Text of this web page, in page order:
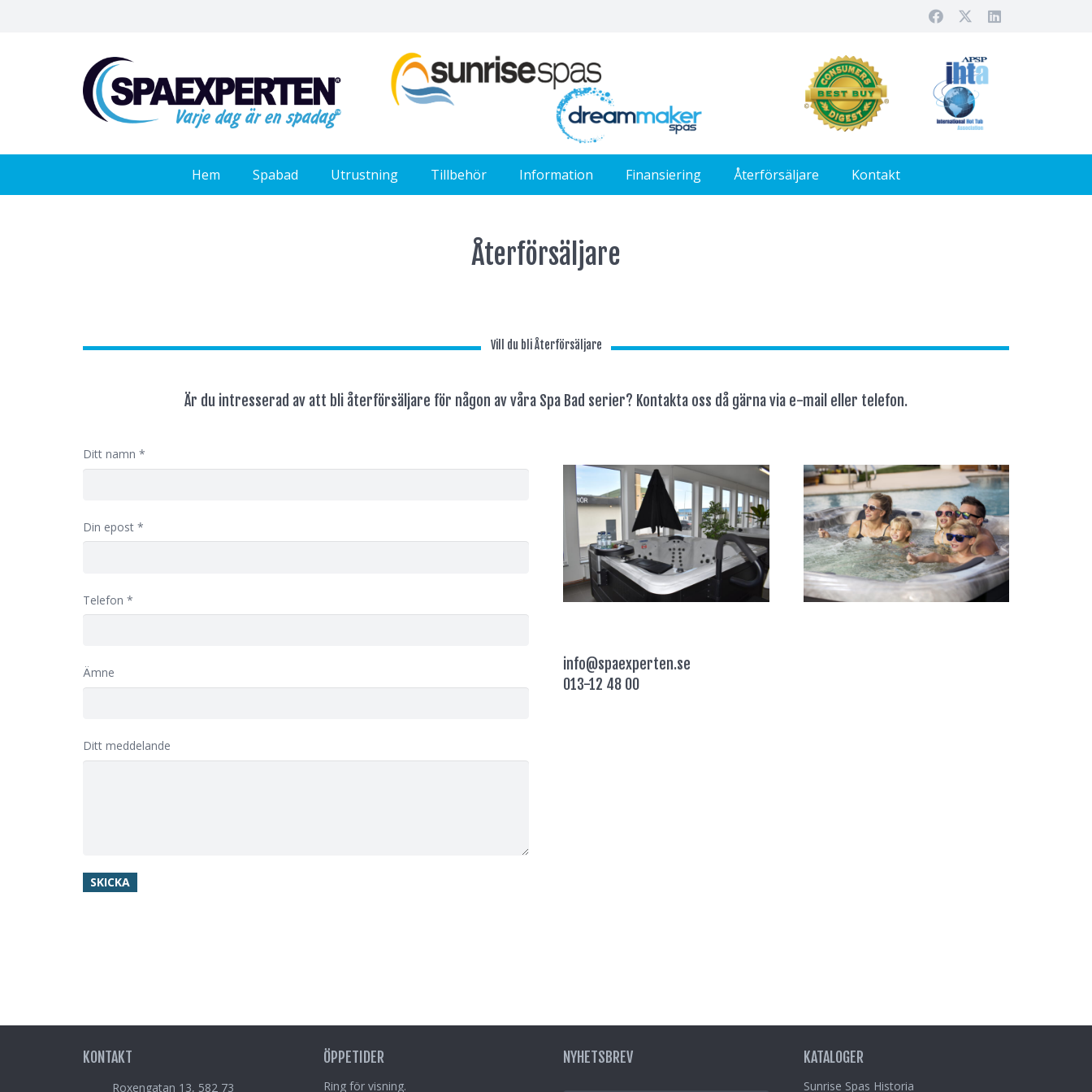
Hem Spabad Utrustning Tillbehör Information Finansiering Återförsäljare Kontakt
Återförsäljare
Vill du bli Återförsäljare
Är du intresserad av att bli återförsäljare för någon av våra Spa Bad serier? Kontakta oss då gärna via e-mail eller telefon.
Ditt namn *
Din epost *
Telefon *
Ämne
Ditt meddelande
info@spaexperten.se
013-12 48 00
KONTAKT
Roxengatan 13, 582 73
ÖPPETIDER
Ring för visning.
NYHETSBREV KATALOGER
Sunrise Spas Historia